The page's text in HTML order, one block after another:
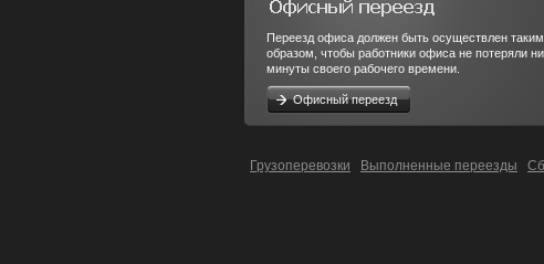
Переезд офиса должен быть осуществлен таким
образом, чтобы работники офиса не потеряли ни
минуты своего рабочего времени.
Офисный переезд
Грузоперевозки Выполненные переезды